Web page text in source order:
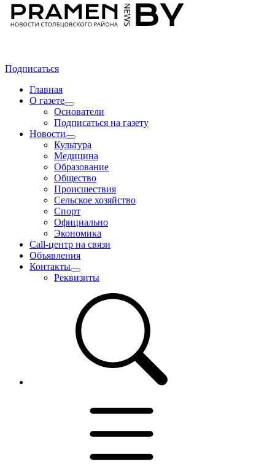
Подписаться
Главная
О газете
Основатели
Подписаться на газету
Новости
Культура
Медицина
Образование
Общество
Происшествия
Сельское хозяйство
Спорт
Официально
Экономика
Call-центр на связи
Объявления
Контакты
Реквизиты